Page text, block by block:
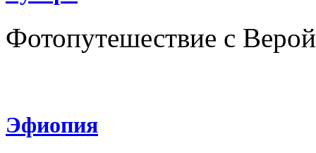
Фотопутешествие с
Эфиопия